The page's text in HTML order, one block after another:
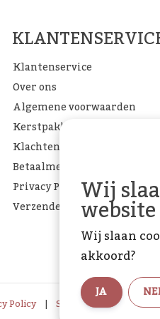
Klantenservice
Over ons
Algemene voorwaarden
Kerstpakketten
Klachtenpagina
Betaalmethoden
Privacy Policy
Verzenden & retourneren
Policy | Sitemap | RSS Feed
Wij
Wij slaan
akkoord?
JA